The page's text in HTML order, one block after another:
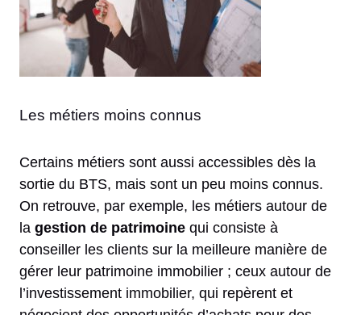
Les métiers moins connus
Certains métiers sont aussi accessibles dès la
sortie du BTS, mais sont un peu moins connus.
On retrouve, par exemple, les métiers autour de
la gestion de patrimoine qui consiste à
conseiller les clients sur la meilleure manière de
gérer leur patrimoine immobilier ; ceux autour de
l’investissement immobilier, qui repèrent et